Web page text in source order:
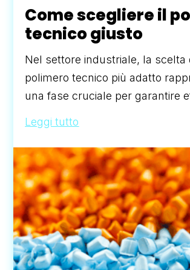
Come scegliere il
tecnico giusto
Nel settore industriale, la scelta
polimero tecnico più adatto
una fase cruciale per garantire
Leggi tutto